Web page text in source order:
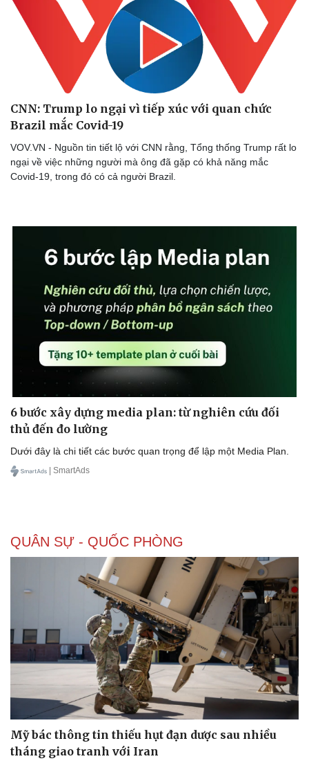
Doanh nghiệp
Thông tin doanh nghiệp
Doanh nhân
Vì cộng đồng
Công nghệ
Sành điệu
Trải nghiệm
CNN: Trump lo ngại vì tiếp xúc với quan chức
Brazil mắc Covid-19
VOV.VN - Nguồn tin tiết lộ với CNN rằng, Tổng thống Trump rất lo
ngại về việc những người mà ông đã gặp có khả năng mắc
Covid-19, trong đó có cả người Brazil.
6 bước xây dựng media plan: từ nghiên cứu đối
thủ đến đo lường
Dưới đây là chi tiết các bước quan trọng để lập một Media Plan.
| SmartAds
QUÂN SỰ - QUỐC PHÒNG
Mỹ bác thông tin thiếu hụt đạn dược sau nhiều
tháng giao tranh với Iran